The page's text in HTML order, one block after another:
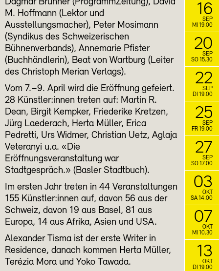
Dagmar Brunner (ProgrammZeitung), David
M. Hoffmann (Lektor und
Ausstellungsmacher), Peter Mosimann
(Syndikus des Schweizerischen
Bühnenverbands), Annemarie Pfister
(Buchhändlerin), Beat von Wartburg (Leiter
des Christoph Merian Verlags).
Vom 7.–9. April wird die Eröffnung gefeiert.
28 Künstler:innen treten auf: Martin R.
Dean, Birgit Kempker, Friederike Kretzen,
Jürg Laederach, Herta Müller, Erica
Pedretti, Urs Widmer, Christian Uetz, Aglaja
Veteranyi u.a. «Die
Eröffnungsveranstaltung war
Stadtgespräch.» (Basler Stadtbuch).
Im ersten Jahr treten in 44 Veranstaltungen
155 Künstler:innen auf, davon 56 aus der
Schweiz, davon 19 aus Basel, 81 aus
Europa, 14 aus Afrika, Asien und USA.
Alexander Tisma ist der erste Writer in
Residence, danach kommen Herta Müller,
Terézia Mora und Yoko Tawada.
16
SEP
MI 19.00
20
SEP
SO 15.30
22
SEP
DI 19.00
25
SEP
FR 19.00
27
SEP
SO 17.00
03
OKT
SA 14.00
07
OKT
MI 10.30
13
OKT
DI 19.00